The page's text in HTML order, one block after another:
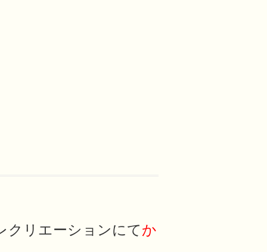
クリエーションにてか